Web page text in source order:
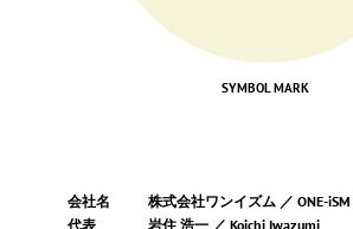
SYMBOL MARK
会社名
代表
株式会社ワンイズム ／ ONE-iSM
岩住 浩一 ／ Koichi Iwazumi